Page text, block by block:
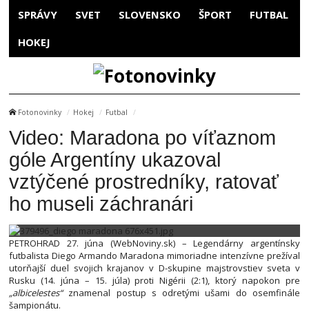
SPRÁVY SVET SLOVENSKO ŠPORT FUTBAL
HOKEJ
Fotonovinky Hokej Futbal
Video: Maradona po víťaznom
góle Argentíny ukazoval
vztýčené prostredníky, ratovať
ho museli záchranári
PETROHRAD 27. júna (WebNoviny.sk) – Legendárny argentínsky
futbalista Diego Armando Maradona mimoriadne intenzívne prežíval
utorňajší duel svojich krajanov v D-skupine majstrovstiev sveta v
Rusku (14. júna – 15. júla) proti Nigérii (2:1), ktorý napokon pre
„albicelestes“znamenal postup s odretými ušami do osemfinále
šampionátu.